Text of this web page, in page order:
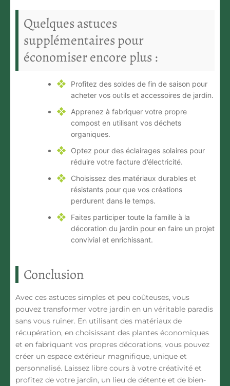
Quelques astuces
supplémentaires pour
économiser encore plus :
Profitez des soldes de fin de saison pour
acheter vos outils et accessoires de jardin.
Apprenez à fabriquer votre propre
compost en utilisant vos déchets
organiques.
Optez pour des éclairages solaires pour
réduire votre facture d’électricité.
Choisissez des matériaux durables et
résistants pour que vos créations
perdurent dans le temps.
Faites participer toute la famille à la
décoration du jardin pour en faire un projet
convivial et enrichissant.
Conclusion
Avec ces astuces simples et peu coûteuses, vous
pouvez transformer votre jardin en un véritable paradis
sans vous ruiner. En utilisant des matériaux de
récupération, en choisissant des plantes économiques
et en fabriquant vos propres décorations, vous pouvez
créer un espace extérieur magnifique, unique et
personnalisé. Laissez libre cours à votre créativité et
profitez de votre jardin, un lieu de détente et de bien-